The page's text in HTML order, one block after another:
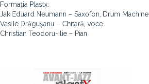
Formaţia Plastx:
Jak Eduard Neumann – Saxofon, Drum Machine
Vasile Drăgușanu – Chitară, voce
Christian Teodoru-Ilie – Pian